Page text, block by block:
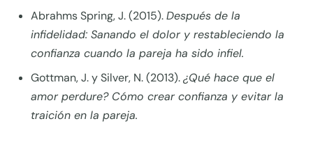
Abrahms Spring, J. (2015).Después de la
infidelidad: Sanando el dolor y restableciendo la
confianza cuando la pareja ha sido infiel.
Gottman, J. y Silver, N. (2013).¿Qué hace que el
amor perdure? Cómo crear confianza y evitar la
traición en la pareja.